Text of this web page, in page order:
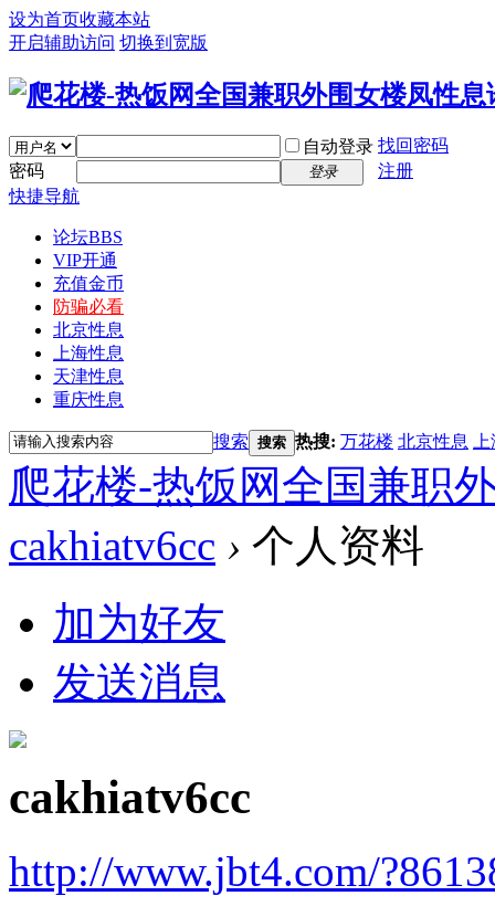
设为首页收藏本站
开启辅助访问 切换到宽版
自动登录 找回密码
密码
登录
注册
快捷导航
论坛BBS
VIP开通
充值金币
防骗必看
北京性息
上海性息
天津性息
重庆性息
搜索 搜索 热搜: 万花楼 北京性息
爬花楼-热饭网全国兼职
cakhiatv6cc › 个人资料
加为好友
发送消息
cakhiatv6cc
http://www.jbt4.com/